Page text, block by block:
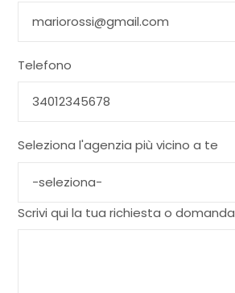
Telefono
Seleziona l'agenzia più vicino a te
Scrivi qui la tua richiesta o domanda